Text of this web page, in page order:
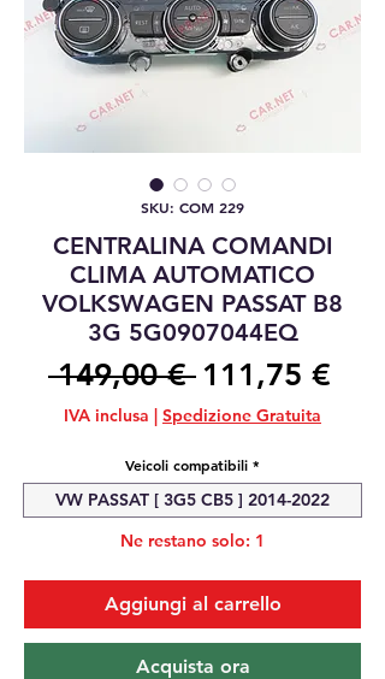
SKU: COM 229
CENTRALINA COMANDI
CLIMA AUTOMATICO
VOLKSWAGEN PASSAT B8
3G 5G0907044EQ
149,00 € Prezzo
regolare
111,75 €
IVA inclusa | Spedizione Gratuita
Veicoli compatibili *
VW PASSAT [ 3G5 CB5 ] 2014-2022
Ne restano solo: 1
Aggiungi al carrello
Acquista ora